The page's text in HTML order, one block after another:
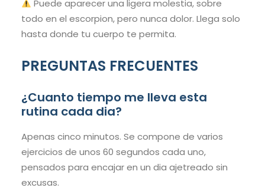
Puede aparecer una ligera molestia, sobre
todo en el escorpion, pero nunca dolor. Llega solo
hasta donde tu cuerpo te permita.
PREGUNTAS FRECUENTES
¿Cuanto tiempo me lleva esta
rutina cada dia?
Apenas cinco minutos. Se compone de varios
ejercicios de unos 60 segundos cada uno,
pensados para encajar en un dia ajetreado sin
excusas.